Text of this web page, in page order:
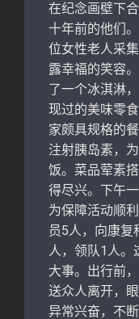
在纪念画壁下
十年前的他们
位女性老人采
露幸福的笑容
了一个冰淇淋
现过的美味零
家颇具规格的
注射胰岛素，
饭。菜品荤素
得尽兴。下午
为保障活动顺
员5人，向康复
人，领队1人。
大事。出行前
送众人离开，
异常兴奋，不